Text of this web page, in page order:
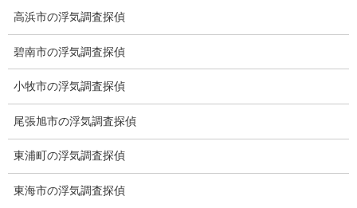
愛知県名古屋市中区栄3-7ｰ4
愛知県名古屋市中区新栄2丁目41-11
ベストビル6B
愛知県公安委員会 第54250033号
【出張面談いたします】
子供のお迎え、パート、お仕事の都合などで、お時間のない方、
愛知県内でご面談場所のご要望がございましたら、お申し付けく
高浜市の浮気調査探偵
碧南市の浮気調査探偵
小牧市の浮気調査探偵
尾張旭市の浮気調査探偵
東浦町の浮気調査探偵
東海市の浮気調査探偵